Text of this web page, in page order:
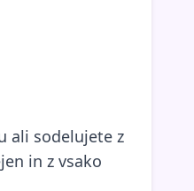
ali sodelujete z
in z vsako